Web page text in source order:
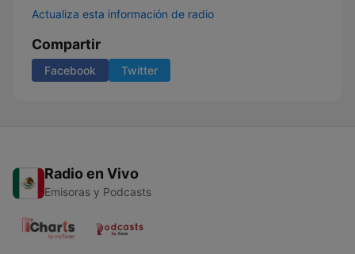
Actualiza esta información de radio
Compartir
Facebook Twitter
Radio en Vivo
Emisoras y Podcasts